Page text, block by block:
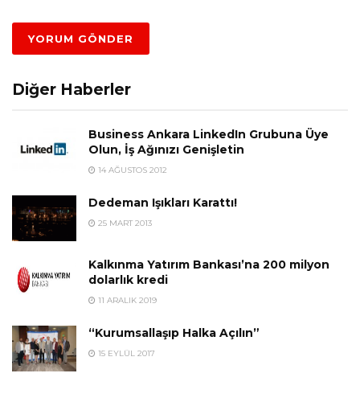
Diğer Haberler
Business Ankara LinkedIn Grubuna Üye
Olun, İş Ağınızı Genişletin
14 AĞUSTOS 2012
Dedeman Işıkları Karattı!
25 MART 2013
Kalkınma Yatırım Bankası’na 200 milyon
dolarlık kredi
11 ARALIK 2019
“Kurumsallaşıp Halka Açılın”
15 EYLÜL 2017